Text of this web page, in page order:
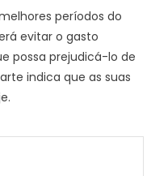
períodos do
evitar o gasto
possa prejudicá-lo de
indica que as suas